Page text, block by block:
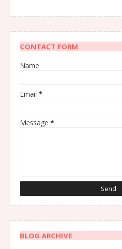
CONTACT FORM
Name
Email *
Message *
BLOG ARCHIVE